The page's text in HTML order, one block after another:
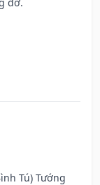
Tú) Tướng